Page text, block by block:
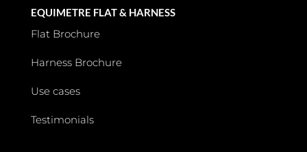
EQUIMETRE FLAT & HARNESS
Flat Brochure
Harness Brochure
Use cases
Testimonials